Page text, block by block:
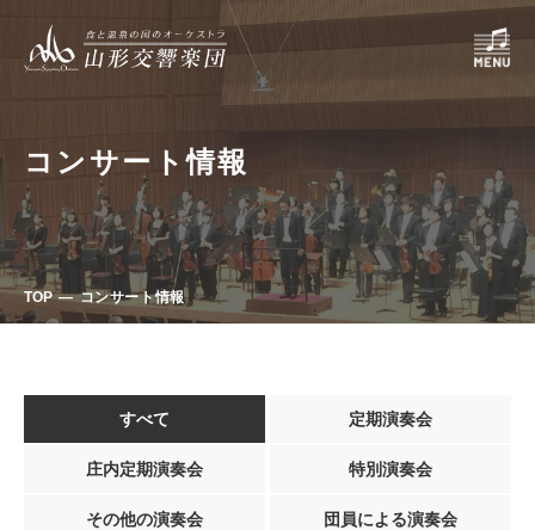
コンサート情報
TOP コンサート情報
すべて 定期演奏会
庄内定期演奏会 特別演奏会
その他の演奏会 団員による演奏会